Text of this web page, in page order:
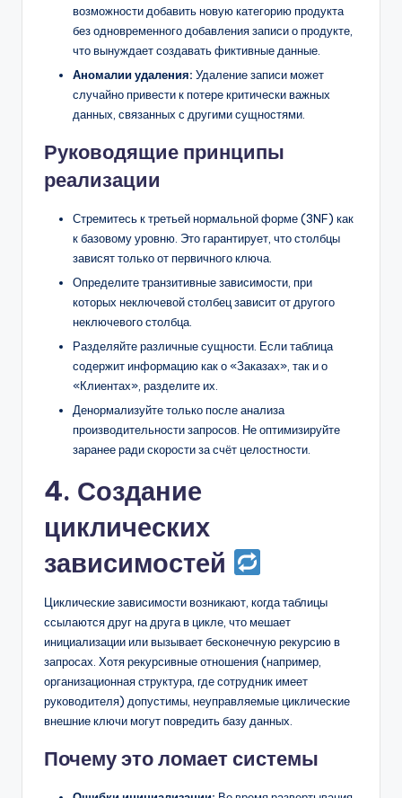
возможности добавить новую категорию продукта
без одновременного добавления записи о продукте,
что вынуждает создавать фиктивные данные.
Аномалии удаления: Удаление записи может
случайно привести к потере критически важных
данных, связанных с другими сущностями.
Руководящие принципы
реализации
Стремитесь к третьей нормальной форме (3NF) как
к базовому уровню. Это гарантирует, что столбцы
зависят только от первичного ключа.
Определите транзитивные зависимости, при
которых неключевой столбец зависит от другого
неключевого столбца.
Разделяйте различные сущности. Если таблица
содержит информацию как о «Заказах», так и о
«Клиентах», разделите их.
Денормализуйте только после анализа
производительности запросов. Не оптимизируйте
заранее ради скорости за счёт целостности.
4. Создание
циклических
зависимостей
Циклические зависимости возникают, когда таблицы
ссылаются друг на друга в цикле, что мешает
инициализации или вызывает бесконечную рекурсию в
запросах. Хотя рекурсивные отношения (например,
организационная структура, где сотрудник имеет
руководителя) допустимы, неуправляемые циклические
внешние ключи могут повредить базу данных.
Почему это ломает системы